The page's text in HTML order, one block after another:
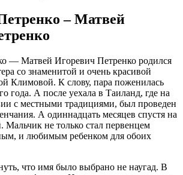
– Матвей
— Матвей Игоревич Петренко родился
со знаменитой и очень красивой
Климовой. К слову, пара поженилась
года. А после уехала в Таиланд, где на
с местными традициями, был проведен
А одиннадцать месяцев спустя на
Мальчик не только стал первенцем
и любимым ребенком для обоих
что имя было выбрано не наугад. В